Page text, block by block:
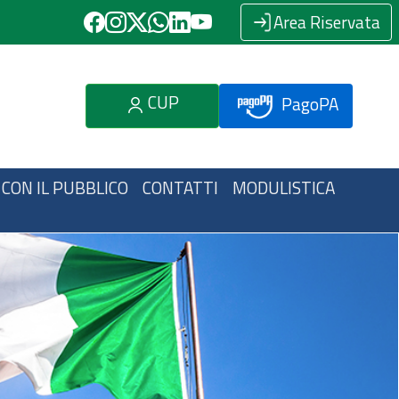
Area Riservata
CUP PagoPA
IL PUBBLICO CONTATTI MODULISTICA